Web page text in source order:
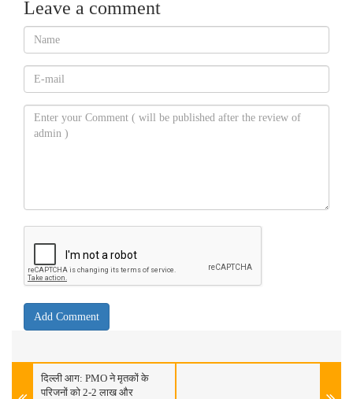
Leave a comment
दिल्ली आग: PMO ने मृतकों के
परिजनों को 2-2 लाख और